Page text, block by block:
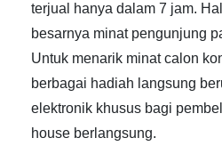
terjual hanya dalam 7 jam.
besarnya minat pengunjung
Untuk menarik minat calon
berbagai hadiah langsung
elektronik khusus bagi
house berlangsung.